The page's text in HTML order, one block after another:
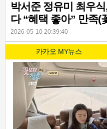
박서준 정유미 최우
다 “혜택 좋아” 만족(
2026-05-10 20:39:40
카카오 MY뉴스